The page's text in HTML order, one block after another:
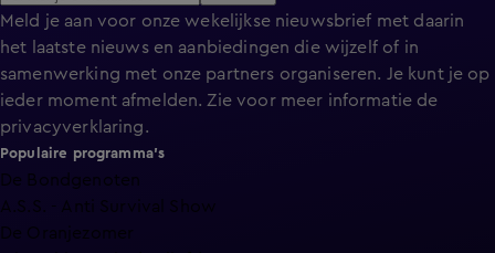
Meld je aan voor onze wekelijkse nieuwsbrief met daarin
het laatste nieuws en aanbiedingen die wijzelf of in
samenwerking met onze partners organiseren. Je kunt je op
ieder moment afmelden. Zie voor meer informatie de
privacyverklaring.
Populaire programma's
De Bondgenoten
A.S.S. - Anti Survival Show
De Oranjezomer